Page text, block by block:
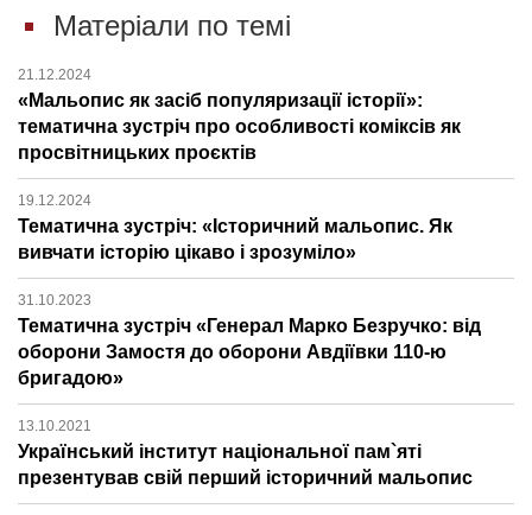
Матеріали по темі
21.12.2024
«Мальопис як засіб популяризації історії»:
тематична зустріч про особливості коміксів як
просвітницьких проєктів
19.12.2024
Тематична зустріч: «Історичний мальопис. Як
вивчати історію цікаво і зрозуміло»
31.10.2023
Тематична зустріч «Генерал Марко Безручко: від
оборони Замостя до оборони Авдіївки 110-ю
бригадою»
13.10.2021
Український інститут національної пам`яті
презентував свій перший історичний мальопис